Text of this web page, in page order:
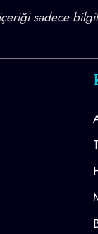
sadece